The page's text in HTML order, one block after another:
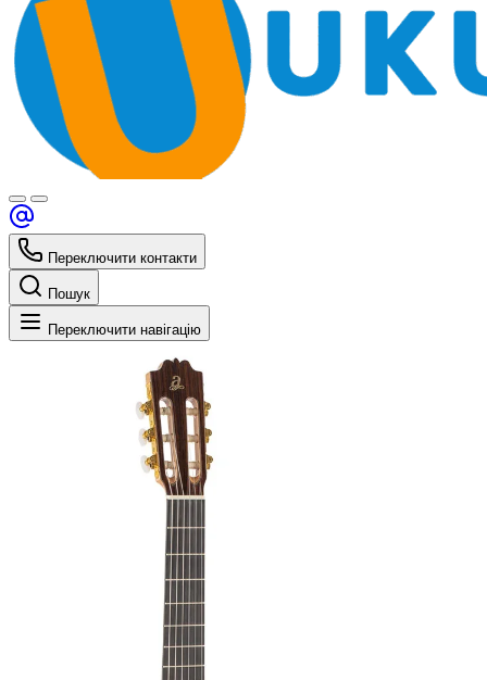
Переключити контакти
Пошук
Переключити навігацію